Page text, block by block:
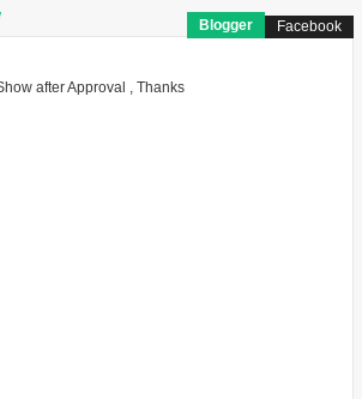
Blogger Facebook
after Approval , Thanks